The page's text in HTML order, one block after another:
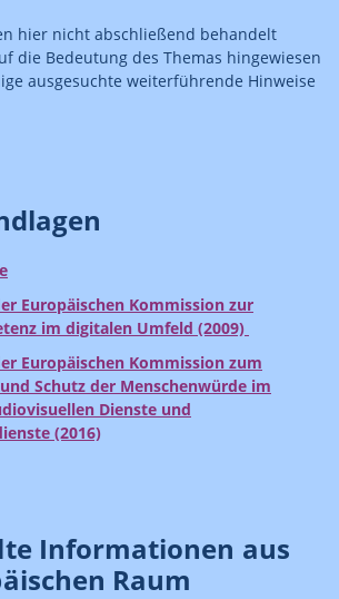
hier nicht abschließend behandelt
die Bedeutung des Themas hingewiesen
ausgesuchte weiterführende Hinweise
Europäischen Kommission zur
im digitalen Umfeld (2009)
Europäischen Kommission zum
Schutz der Menschenwürde im
Dienste und
(2016)
Informationen aus
Raum